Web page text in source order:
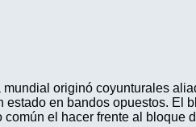
mundial originó coyunturales
estado en bandos opuestos. El
común el hacer frente al bloque